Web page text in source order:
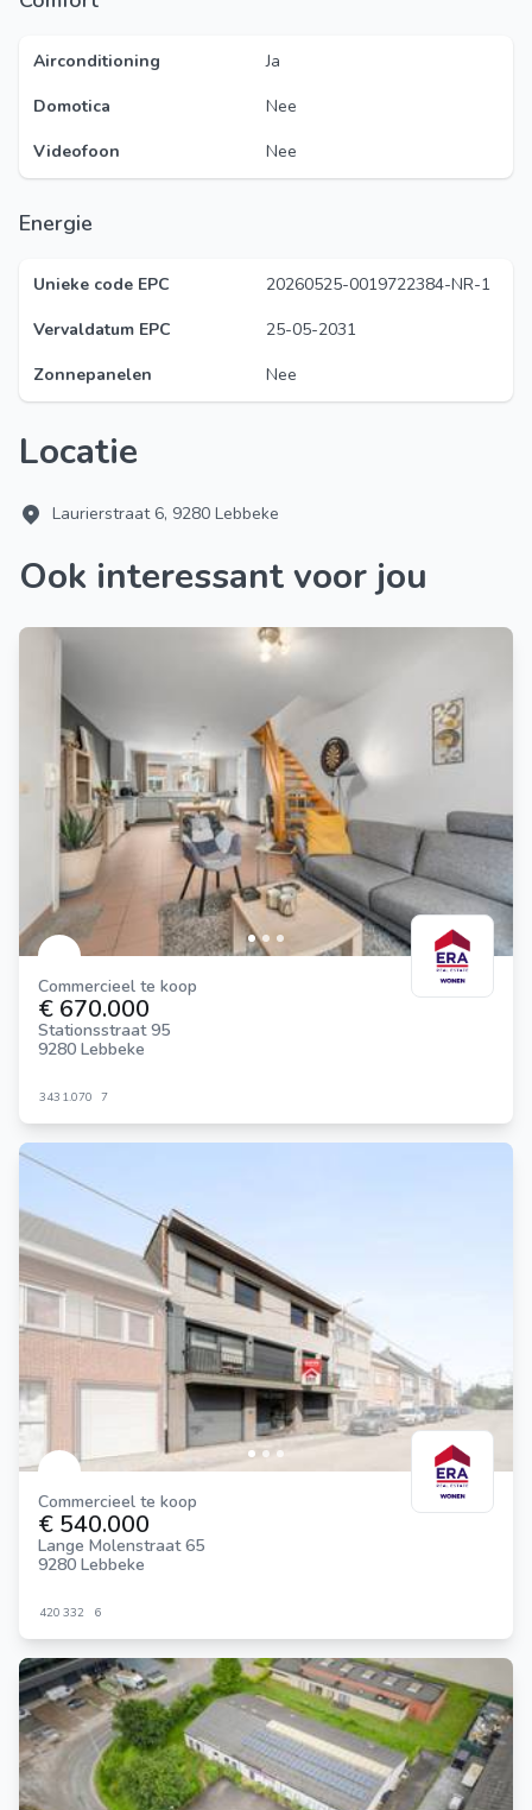
Airconditioning
Ja
Domotica
Nee
Videofoon
Nee
Energie
Unieke code EPC
20260525-0019722384-NR-1
Vervaldatum EPC
25-05-2031
Zonnepanelen
Nee
Locatie
Laurierstraat 6, 9280 Lebbeke
Ook interessant voor jou
Commercieel te koop
€ 670.000
Stationsstraat 95
9280 Lebbeke
343 1.070 7
Commercieel te koop
€ 540.000
Lange Molenstraat 65
9280 Lebbeke
420 332 6